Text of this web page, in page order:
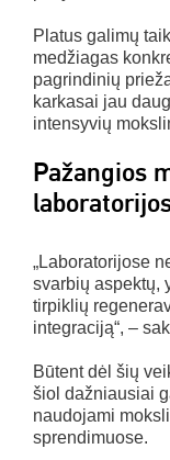
Platus galimų
medžiagas
pagrindinių
karkasai jau
intensyvių
Pažangios
„Laboratorijose
svarbių aspektų,
tirpiklių
integraciją“, –
Būtent dėl šių
šiol dažniausiai
naudojami
sprendimuose.